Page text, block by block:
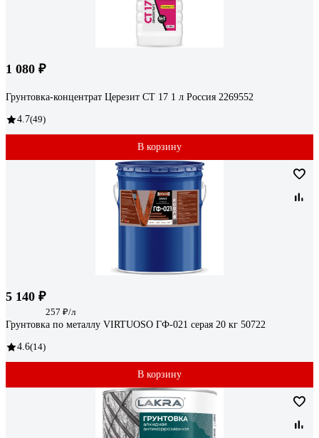
1 080 ₽
Грунтовка-концентрат Церезит CT 17 1 л Россия 2269552
4.7(49)
В корзину
5 140 ₽
257 ₽/л
Грунтовка по металлу VIRTUOSO ГФ-021 серая 20 кг 50722
4.6(14)
В корзину